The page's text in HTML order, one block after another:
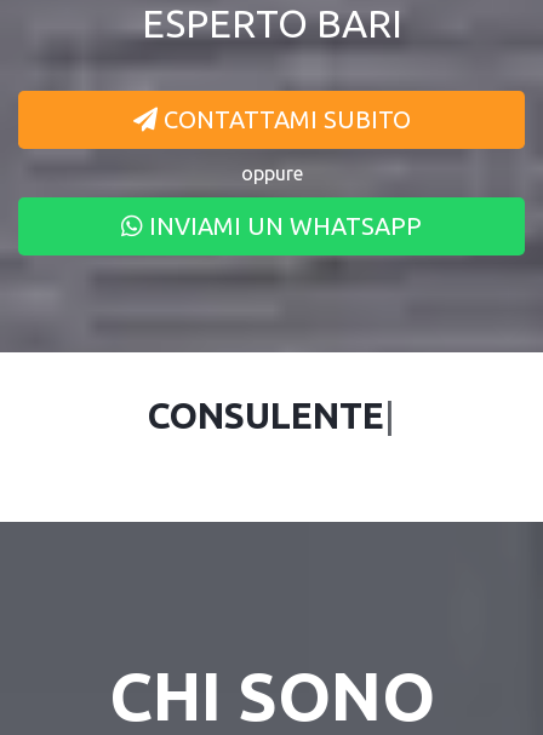
ESPERTO BARI
CONTATTAMI SUBITO
oppure
INVIAMI UN WHATSAPP
CO|
CHI SONO